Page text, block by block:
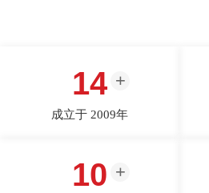
14
成立于 2009年
10